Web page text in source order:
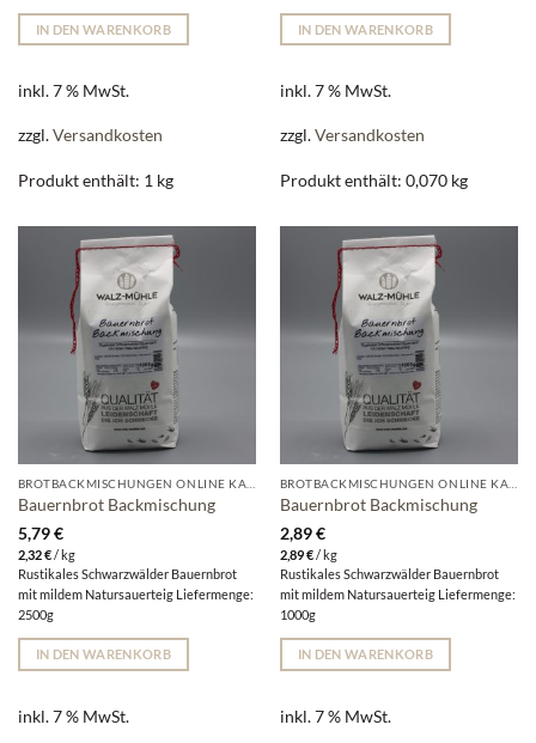
IN DEN WARENKORB
inkl. 7 % MwSt.
zzgl.Versandkosten
Produkt enthält: 1 kg
IN DEN WARENKORB
inkl. 7 % MwSt.
zzgl.Versandkosten
Produkt enthält: 0,070 kg
BROTBACKMISCHUNGEN ONLINE KAUFEN | WALZ-MÜHLE
Bauernbrot Backmischung
5,79€
2,32€/ kg
Rustikales Schwarzwälder Bauernbrot
mit mildem Natursauerteig Liefermenge:
2500g
IN DEN WARENKORB
inkl. 7 % MwSt.
BROTBACKMISCHUNGEN ONLINE KAUFEN | WALZ-MÜHLE
Bauernbrot Backmischung
2,89€
2,89€/ kg
Rustikales Schwarzwälder Bauernbrot
mit mildem Natursauerteig Liefermenge:
1000g
IN DEN WARENKORB
inkl. 7 % MwSt.